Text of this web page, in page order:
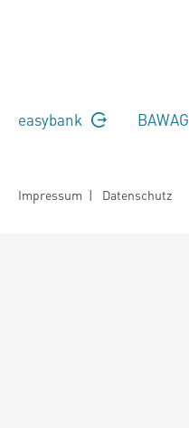
easybank BAWAG
Impressum | Datenschutz